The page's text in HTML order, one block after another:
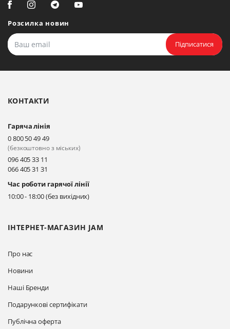
Розсилка новин
Підписатися
ІНТЕРНЕТ-МАГАЗИН JAM
Про нас
Новини
Наші Бренди
Подарункові сертифікати
Публічна оферта
КОНТАКТИ
Гаряча лінія
0 800 50 49 49
(безкоштовно з міських)
096 405 33 11
066 405 31 31
Час роботи гарячої лінії
10:00 - 18:00 (без вихідних)